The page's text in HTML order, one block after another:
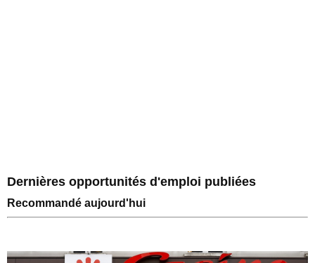
Dernières opportunités d'emploi publiées
Recommandé aujourd'hui